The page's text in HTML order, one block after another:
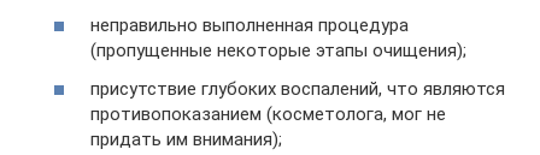
неправильно выполненная процедура
(пропущенные некоторые этапы очищения);
присутствие глубоких воспалений, что являются
противопоказанием (косметолога, мог не
придать им внимания);